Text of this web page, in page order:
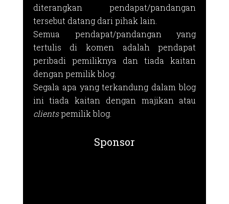
diterangkan pendapat/pandangan
tersebut datang dari pihak lain.
Semua pendapat/pandangan yang
tertulis di komen adalah pendapat
peribadi pemiliknya dan tiada kaitan
dengan pemilik blog.
Segala apa yang terkandung dalam blog
ini tiada kaitan dengan majikan atau
clientspemilik blog.
Sponsor